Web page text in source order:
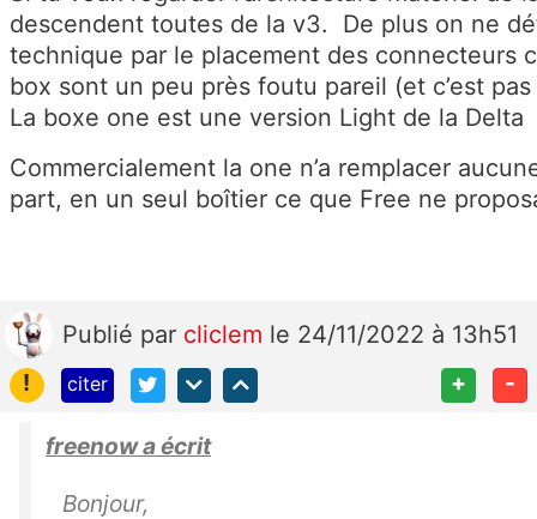
descendent toutes de la v3. De plus on ne
technique par le placement des connecteurs
box sont un peu près foutu pareil (et c’est
La boxe one est une version Light de la Delta
Commercialement la one n’a remplacer
part, en un seul boîtier ce que Free ne
Publié par cliclem le 24/11/2022 à 13h51
!
citer + -
freenow a écrit
Bonjour,